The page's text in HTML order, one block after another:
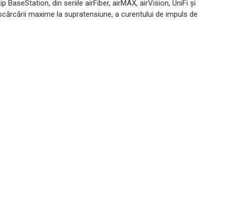
din seriile airFiber, airMAX, airVision, UniFi și
maxime la supratensiune, a curentului de impuls de